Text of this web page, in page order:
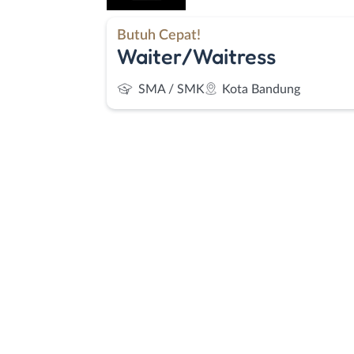
Butuh Cepat!
Waiter/Waitress
SMA / SMK Kota Bandung